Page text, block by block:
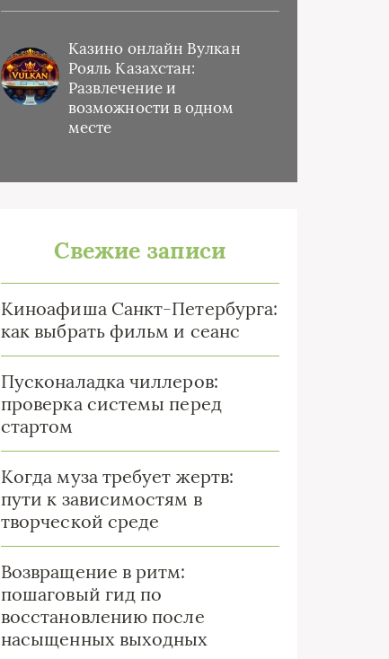
Казино онлайн Вулкан
Рояль Казахстан:
Развлечение и
возможности в одном
месте
Свежие записи
Киноафиша Санкт-Петербурга:
как выбрать фильм и сеанс
Пусконаладка чиллеров:
проверка системы перед
стартом
Когда муза требует жертв:
пути к зависимостям в
творческой среде
Возвращение в ритм:
пошаговый гид по
восстановлению после
насыщенных выходных